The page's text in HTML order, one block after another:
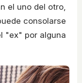
el uno del otro,
consolarse
"ex" por alguna